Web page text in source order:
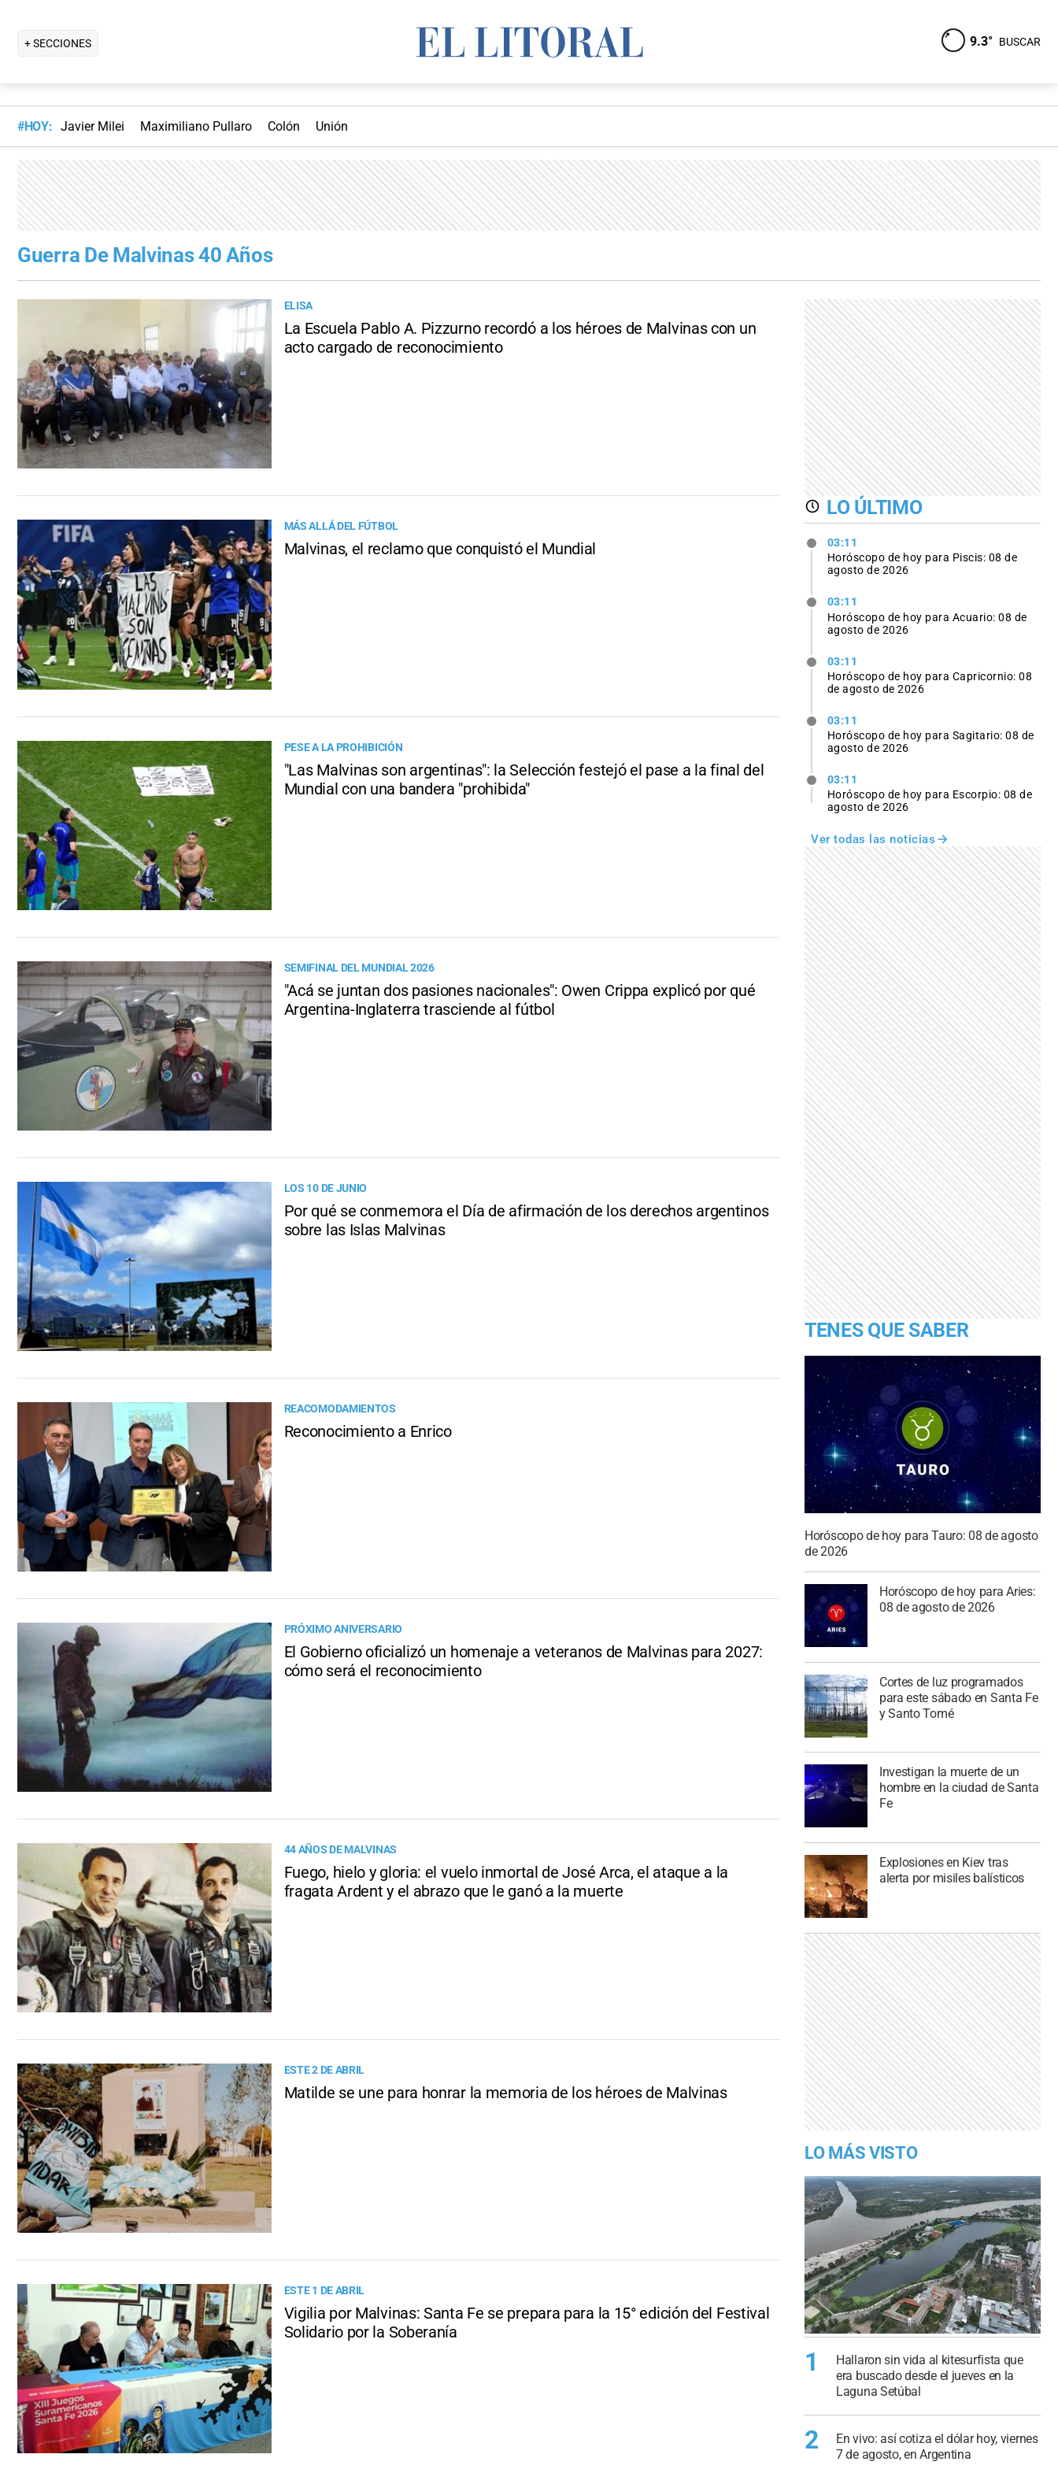
+ SECCIONES 9.3° BUSCAR
#HOY: Javier Milei Maximiliano Pullaro Colón Unión
Guerra De Malvinas 40 Años
ELISA
La Escuela Pablo A. Pizzurno recordó a los héroes de Malvinas con un
acto cargado de reconocimiento
MÁS ALLÁ DEL FÚTBOL
Malvinas, el reclamo que conquistó el Mundial
PESE A LA PROHIBICIÓN
"Las Malvinas son argentinas": la Selección festejó el pase a la final del
Mundial con una bandera "prohibida"
SEMIFINAL DEL MUNDIAL 2026
"Acá se juntan dos pasiones nacionales": Owen Crippa explicó por qué
Argentina-Inglaterra trasciende al fútbol
LOS 10 DE JUNIO
Por qué se conmemora el Día de afirmación de los derechos argentinos
sobre las Islas Malvinas
REACOMODAMIENTOS
Reconocimiento a Enrico
PRÓXIMO ANIVERSARIO
El Gobierno oficializó un homenaje a veteranos de Malvinas para 2027:
cómo será el reconocimiento
44 AÑOS DE MALVINAS
Fuego, hielo y gloria: el vuelo inmortal de José Arca, el ataque a la
fragata Ardent y el abrazo que le ganó a la muerte
ESTE 2 DE ABRIL
Matilde se une para honrar la memoria de los héroes de Malvinas
ESTE 1 DE ABRIL
Vigilia por Malvinas: Santa Fe se prepara para la 15° edición del Festival
Solidario por la Soberanía
LO ÚLTIMO
03:11
Horóscopo de hoy para Piscis: 08 de
agosto de 2026
03:11
Horóscopo de hoy para Acuario: 08 de
agosto de 2026
03:11
Horóscopo de hoy para Capricornio: 08
de agosto de 2026
03:11
Horóscopo de hoy para Sagitario: 08 de
agosto de 2026
03:11
Horóscopo de hoy para Escorpio: 08 de
agosto de 2026
Ver todas las noticias
TENES QUE SABER
Horóscopo de hoy para Tauro: 08 de agosto
de 2026
Horóscopo de hoy para Aries:
08 de agosto de 2026
Cortes de luz programados
para este sábado en Santa Fe
y Santo Tomé
Investigan la muerte de un
hombre en la ciudad de Santa
Fe
Explosiones en Kiev tras
alerta por misiles balísticos
LO MÁS VISTO
1
Hallaron sin vida al kitesurfista que
era buscado desde el jueves en la
Laguna Setúbal
2
En vivo: así cotiza el dólar hoy, viernes
7 de agosto, en Argentina